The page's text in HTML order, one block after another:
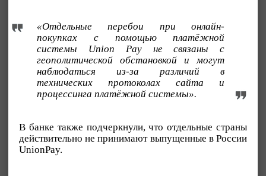
«Отдельные перебои при онлайн-
покупках с помощью платёжной
системы Union Pay не связаны с
геополитической обстановкой и могут
наблюдаться из-за различий в
технических протоколах сайта и
процессинга платёжной системы».
В банке также подчеркнули, что отдельные страны
действительно не принимают выпущенные в России
UnionPay.